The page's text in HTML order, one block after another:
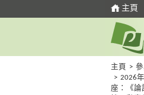
主頁
主頁 >
> 2026
座：《論